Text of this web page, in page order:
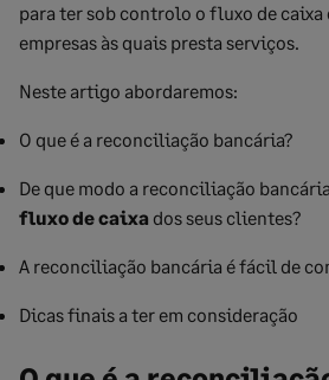
para ter sob controlo o fluxo de caixa
empresas às quais presta serviços.
Neste artigo abordaremos:
O que é a reconciliação bancária?
De que modo a reconciliação
fluxo de caixa dos seus clientes?
A reconciliação bancária é fácil de
Dicas finais a ter em consideração